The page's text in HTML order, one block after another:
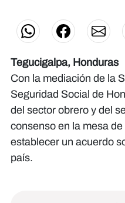
Tegucigalpa, Honduras
Con la mediación de la
Seguridad Social de
del sector obrero y del
consenso en la mesa
establecer un acuerdo
país.